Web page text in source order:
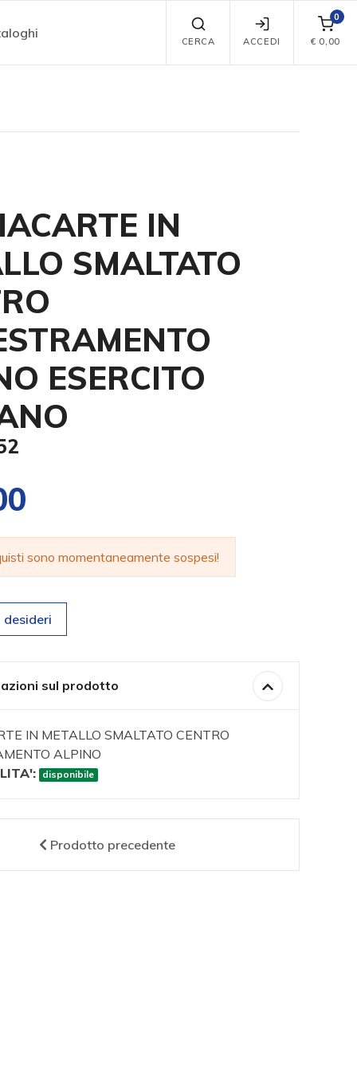
CERCA ACCEDI
0
€ 0,00
IN
SMALTATO
ESERCITO
sono momentaneamente sospesi!
desideri
sul prodotto
IN METALLO SMALTATO CENTRO
ALPINO
disponibile
Prodotto precedente